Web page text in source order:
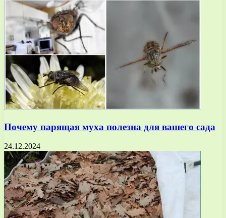
Почему парящая муха полезна для вашего сада
24.12.2024